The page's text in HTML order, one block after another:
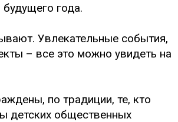
года.
Увлекательные события,
– все это можно увидеть на
по традиции, те, кто
детских общественных